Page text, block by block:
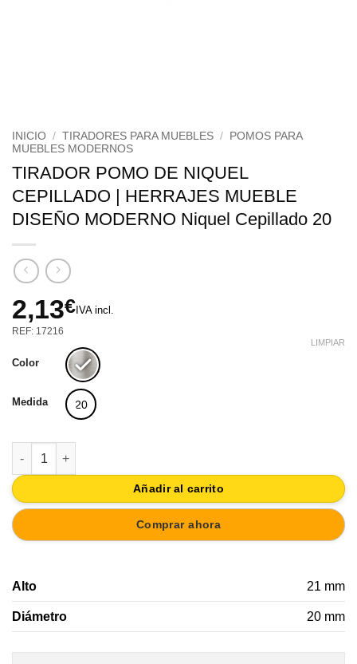
INICIO / TIRADORES PARA MUEBLES /
POMOS PARA
MUEBLES MODERNOS
TIRADOR POMO DE NIQUEL
CEPILLADO | HERRAJES MUEBLE
DISEÑO MODERNO Niquel Cepillado 20
2,13€ IVA incl.
REF: 17216
Color
Medida 20
LIMPIAR
TIRADOR POMO DE NIQUEL CEPILLADO | HERRAJES
Añadir al carrito
Comprar ahora
Alto 21 mm
Diámetro 20 mm